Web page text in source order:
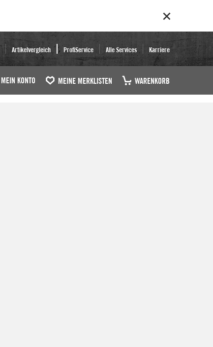
Artikelvergleich ProfiService Alle Services Karriere
MEIN KONTO MEINE MERKLISTEN WARENKORB